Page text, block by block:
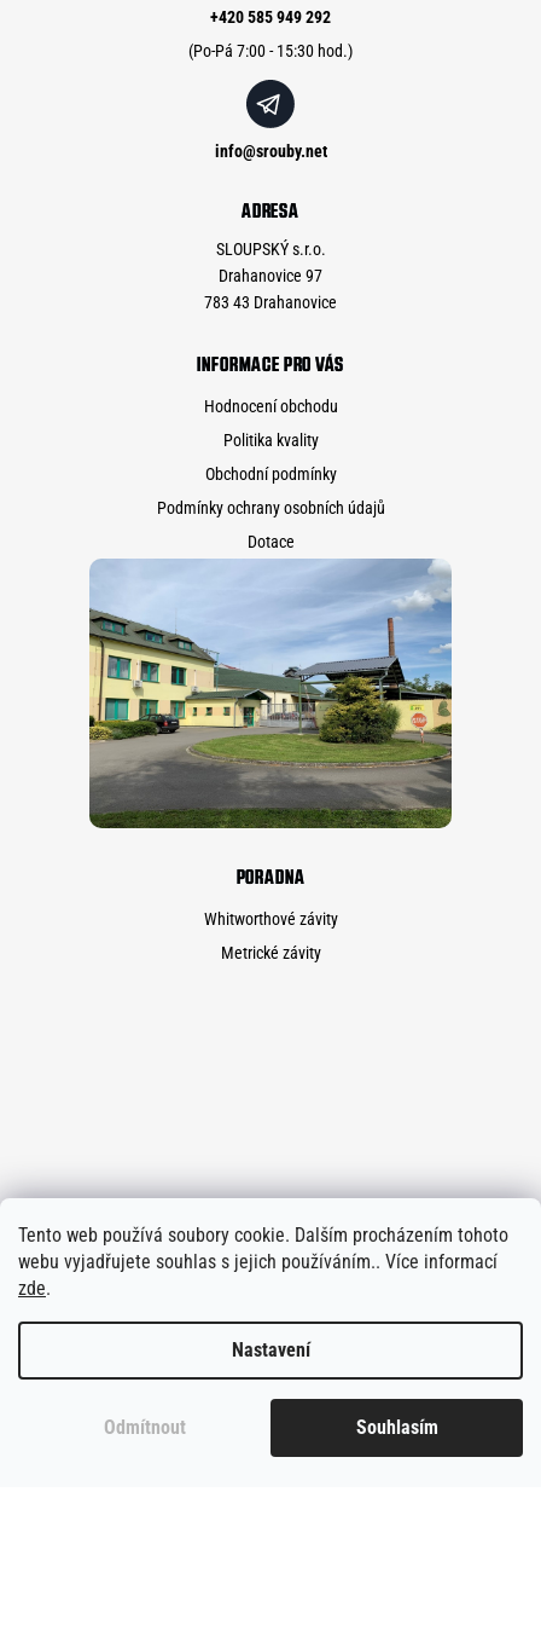
Tento web používá soubory cookie. Dalším procházením tohoto
webu vyjadřujete souhlas s jejich používáním.. Více informací
zde.
Nastavení
Odmítnout Souhlasím
info@srouby.net
+420 585 949 292
ADRESA
SLOUPSKÝ s.r.o.
Drahanovice 97
783 43 Drahanovice
INFORMACE PRO VÁS
Hodnocení obchodu
Politika kvality
Obchodní podmínky
Podmínky ochrany osobních údajů
Dotace
PORADNA
Whitworthové závity
Metrické závity